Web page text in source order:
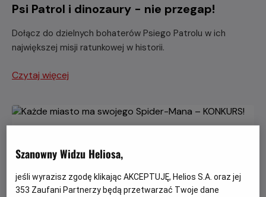
Psi Patrol i dinozaury - nie przegap!
Dołącz do dzielnych bohaterów Psiego Patrolu w ich
największej misji ratunkowej w historii.
Czytaj więcej
Szanowny Widzu Heliosa,
jeśli wyrazisz zgodę klikając AKCEPTUJĘ, Helios S.A. oraz jej
353 Zaufani Partnerzy będą przetwarzać Twoje dane